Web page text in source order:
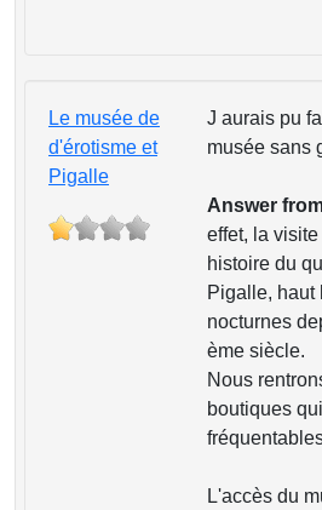
Le musée de
d'érotisme et
Pigalle
J aurais pu
musée sans
Answer
effet, la
histoire du
Pigalle, haut
nocturnes
ème siècle.
Nous
boutiques
L'accès du